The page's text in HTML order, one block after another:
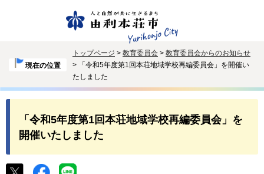
現在の位置
トップページ > 教育委員会 > 教育委員会からのお知らせ
> 「令和5年度第1回本荘地域学校再編委員会」を開催い
たしました
「令和5年度第1回本荘地域学校再編委員会」を
開催いたしました